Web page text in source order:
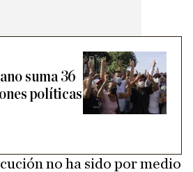
suma 36
políticas
no ha sido por medio